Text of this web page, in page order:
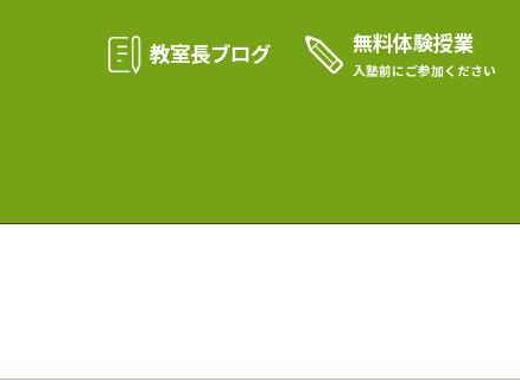
教室長ブログ 無料体験授業
入塾前にご参加ください